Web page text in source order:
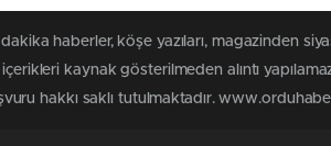
dakika haberler, köşe yazıları, magazinden
kaynak gösterilmeden alıntı
hakkı saklı tutulmaktadır.